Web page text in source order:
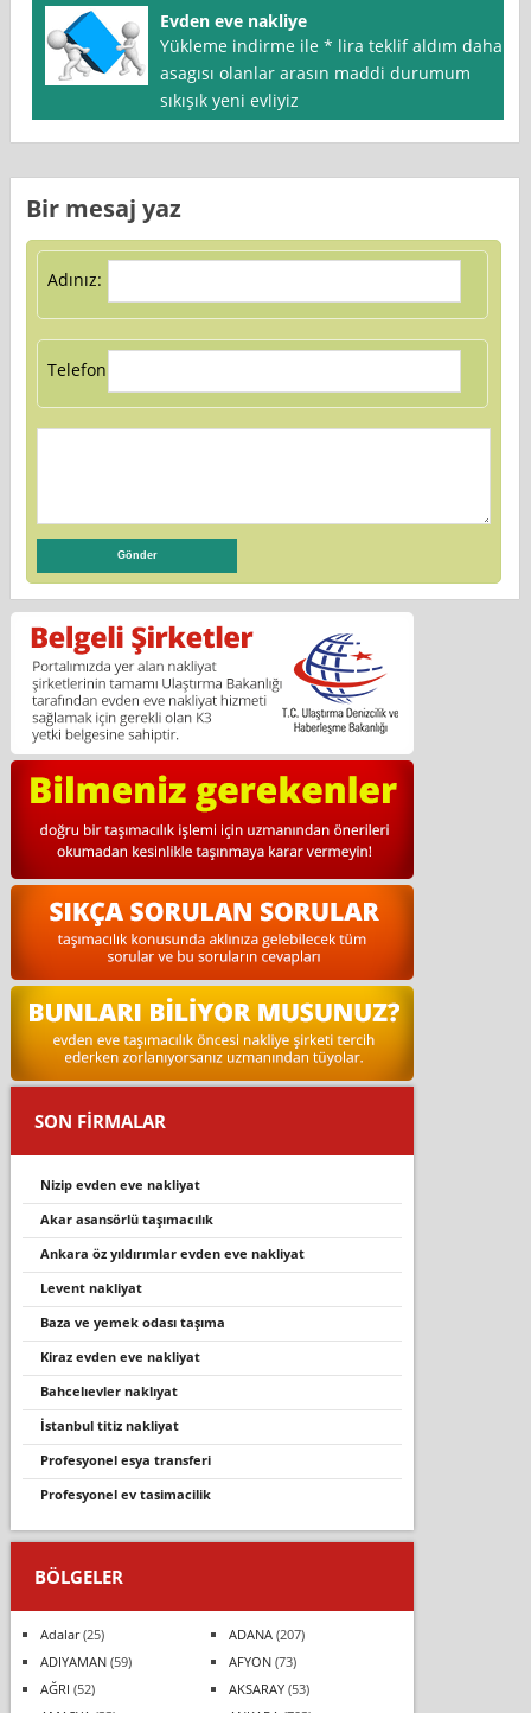
Evden eve nakliye
Yükleme indirme ile * lira teklif aldım daha
asagısı olanlar arasın maddi durumum
sıkışık yeni evliyiz
Bir mesaj yaz
Adınız:
Telefon:
SON FİRMALAR
nizip evden eve nakliyat
akar asansörlü taşımacılık
ankara öz yıldırımlar evden eve nakliyat
levent nakliyat
baza ve yemek odası taşıma
ki̇raz evden eve nakli̇yat
bahcelievler nakliyat
i̇stanbul titiz nakliyat
profesyonel esya transferi̇
profesyonel ev tasi̇maci̇li̇k
BÖLGELER
Adalar(25) ADANA(207)
ADIYAMAN(59) AFYON(73)
AĞRI (52) AKSARAY(53)